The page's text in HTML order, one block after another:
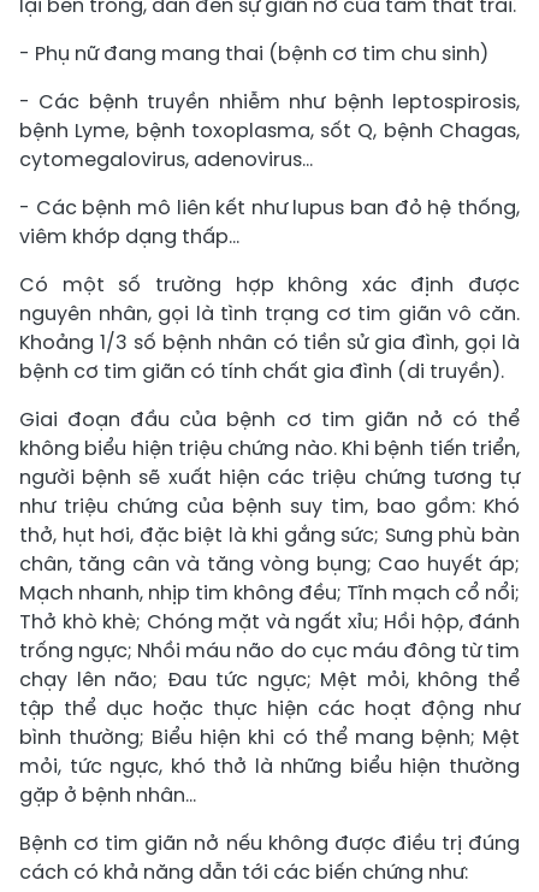
- Phụ nữ đang mang thai (bệnh cơ tim chu sinh)
- Các bệnh truyền nhiễm như bệnh leptospirosis,
bệnh Lyme, bệnh toxoplasma, sốt Q, bệnh Chagas,
cytomegalovirus, adenovirus…
- Các bệnh mô liên kết như lupus ban đỏ hệ thống,
viêm khớp dạng thấp…
Có một số trường hợp không xác định được
nguyên nhân, gọi là tình trạng cơ tim giãn vô căn.
Khoảng 1/3 số bệnh nhân có tiền sử gia đình, gọi là
bệnh cơ tim giãn có tính chất gia đình (di truyền).
Giai đoạn đầu của bệnh cơ tim giãn nở có thể
không biểu hiện triệu chứng nào. Khi bệnh tiến triển,
người bệnh sẽ xuất hiện các triệu chứng tương tự
như triệu chứng của bệnh suy tim, bao gồm: Khó
thở, hụt hơi, đặc biệt là khi gắng sức; Sưng phù bàn
chân, tăng cân và tăng vòng bụng; Cao huyết áp;
Mạch nhanh, nhịp tim không đều; Tĩnh mạch cổ nổi;
Thở khò khè; Chóng mặt và ngất xỉu; Hồi hộp, đánh
trống ngực; Nhồi máu não do cục máu đông từ tim
chạy lên não; Đau tức ngực; Mệt mỏi, không thể
tập thể dục hoặc thực hiện các hoạt động như
bình thường; Biểu hiện khi có thể mang bệnh; Mệt
mỏi, tức ngực, khó thở là những biểu hiện thường
gặp ở bệnh nhân...
Bệnh cơ tim giãn nở nếu không được điều trị đúng
cách có khả năng dẫn tới các biến chứng như: